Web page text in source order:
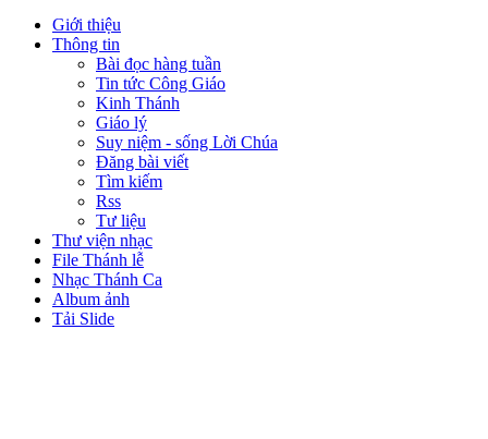
Giới thiệu
Thông tin
Bài đọc hàng tuần
Tin tức Công Giáo
Kinh Thánh
Giáo lý
Suy niệm - sống Lời Chúa
Đăng bài viết
Tìm kiếm
Rss
Tư liệu
Thư viện nhạc
File Thánh lễ
Nhạc Thánh Ca
Album ảnh
Tải Slide